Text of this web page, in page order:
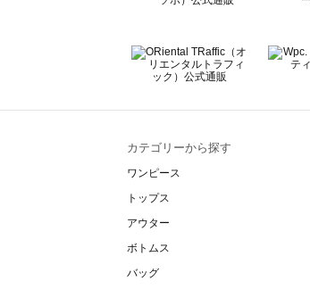
カテゴリーから探す
ワンピース
トップス
アウター
ボトムス
バッグ